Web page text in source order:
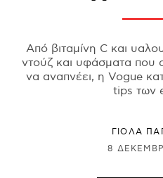
Από βιταμίνη C και
ντούζ και υφάσματα που
να αναπνέει, η Vogue
tips των
ΓΙΌΛΑ
8